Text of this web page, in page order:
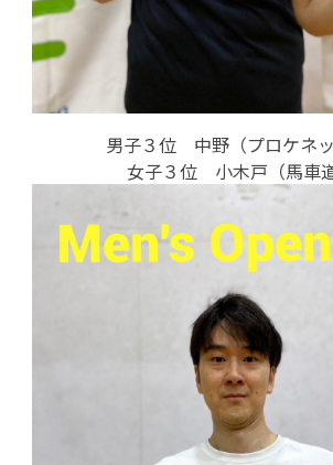
男子３位 中野（プロケネッ
女子３位 小木戸（馬車